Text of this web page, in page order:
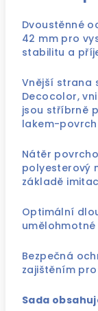
Dvoustěnné
42 mm pro
stabilitu a
Vnější strana
Decocolor,
jsou stříbrně
lakem-
Nátěr
polyesterový
základě
Optimální
Bezpečná
zajištěním
Sada